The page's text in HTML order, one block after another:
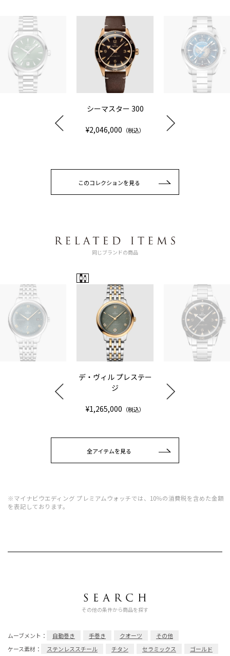
シーマスター 300
¥2,046,000 （税込）
このコレクションを見る
同じブランドの商品
デ・ヴィル プレステー
ジ
¥1,265,000 （税込）
全アイテムを見る
※マイナビウエディング プレミアムウォッチでは、10％の消費税を含めた金額
を表記しております。
その他の条件から商品を探す
ムーブメント： 自動巻き 手巻き クオーツ
その他
ケース素材：
ステンレススチール チタン セラミックス
ゴールド